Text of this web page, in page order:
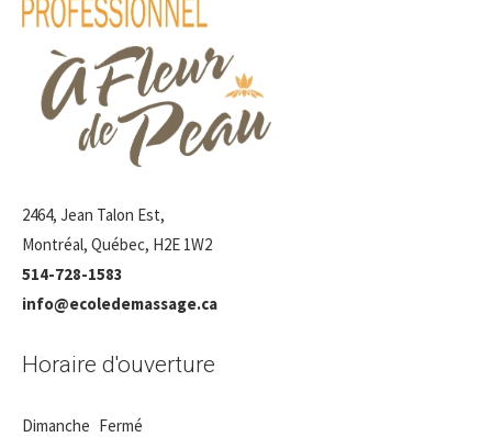
2464, Jean Talon Est,
Montréal, Québec, H2E 1W2
514-728-1583
info@ecoledemassage.ca
Horaire d'ouverture
Dimanche Fermé